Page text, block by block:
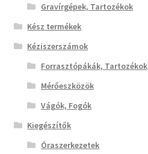
Gravírgépek, Tartozékok
Kész termékek
Kéziszerszámok
Forrasztópákák, Tartozékok
Mérőeszközök
Vágók, Fogók
Kiegészítők
Óraszerkezetek